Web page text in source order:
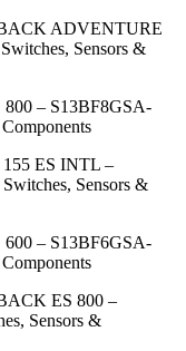
ADVENTURE
Sensors &
800 – S13BF8GSA-
ES INTL –
Sensors &
600 – S13BF6GSA-
ES 800 –
Sensors &